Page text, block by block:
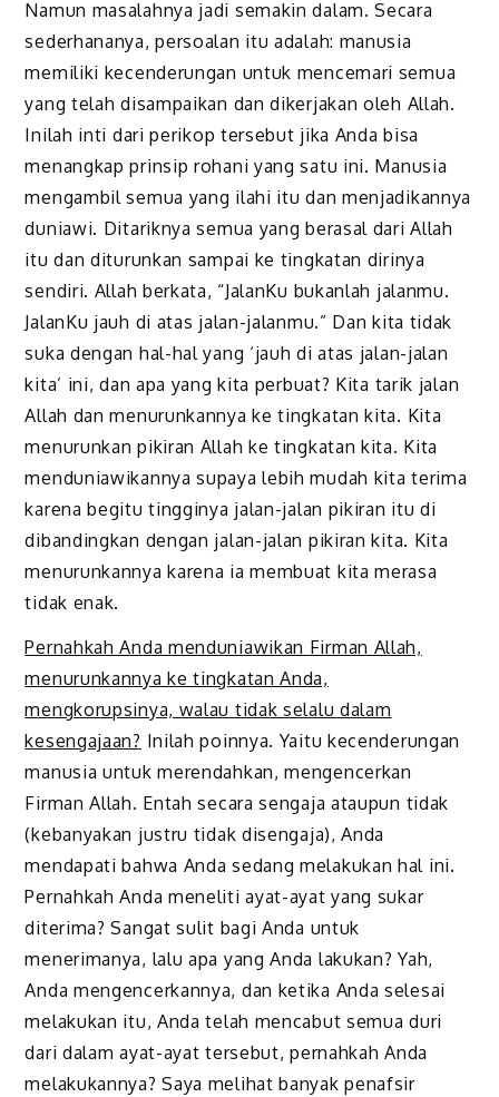
Namun masalahnya jadi semakin dalam. Secara
sederhananya, persoalan itu adalah: manusia
memiliki kecenderungan untuk mencemari semua
yang telah disampaikan dan dikerjakan oleh Allah.
Inilah inti dari perikop tersebut jika Anda bisa
menangkap prinsip rohani yang satu ini. Manusia
mengambil semua yang ilahi itu dan menjadikannya
duniawi. Ditariknya semua yang berasal dari Allah
itu dan diturunkan sampai ke tingkatan dirinya
sendiri. Allah berkata, “JalanKu bukanlah jalanmu.
JalanKu jauh di atas jalan-jalanmu.” Dan kita tidak
suka dengan hal-hal yang ‘jauh di atas jalan-jalan
kita’ ini, dan apa yang kita perbuat? Kita tarik jalan
Allah dan menurunkannya ke tingkatan kita. Kita
menurunkan pikiran Allah ke tingkatan kita. Kita
menduniawikannya supaya lebih mudah kita terima
karena begitu tingginya jalan-jalan pikiran itu di
dibandingkan dengan jalan-jalan pikiran kita. Kita
menurunkannya karena iamembuat kita merasa
tidak enak.
Pernahkah Anda menduniawikan Firman Allah,
menurunkannya ke tingkatan Anda,
mengkorupsinya, walau tidak selalu dalam
kesengajaan? Inilah poinnya. Yaitu kecenderungan
manusia untuk merendahkan, mengencerkan
Firman Allah. Entah secara sengaja ataupun tidak
(kebanyakan justru tidak disengaja), Anda
mendapati bahwa Anda sedang melakukan hal ini.
Pernahkah Anda meneliti ayat-ayat yang sukar
diterima? Sangat sulit bagi Anda untuk
menerimanya, lalu apa yang Anda lakukan? Yah,
Anda mengencerkannya, dan ketika Anda selesai
melakukan itu, Anda telah mencabut semua duri
dari dalam ayat-ayat tersebut, pernahkah Anda
melakukannya? Saya melihat banyak penafsir